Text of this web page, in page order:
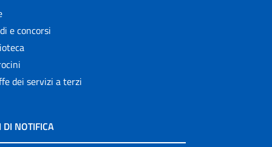
e concorsi
dei servizi a terzi
DI NOTIFICA